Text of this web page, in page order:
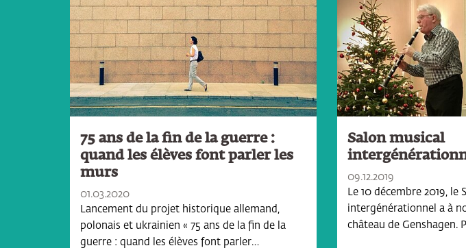
75 ans de la fin de la guerre :
quand les élèves font parler les
murs
01.03.2020
Lancement du projet historique allemand,
polonais et ukrainien « 75 ans de la fin de la
guerre : quand les élèves font parler…
Salon musical
09.12.2019
Le 10 décembre 2019, le
intergénérationnel a à
château de Genshagen.